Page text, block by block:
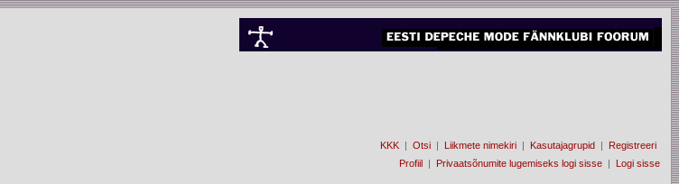
KKK | Otsi | Liikmete nimekiri | Kasutajagrupid | Registreeri
Profiil | Privaatsõnumite lugemiseks logi sisse | Logi sisse